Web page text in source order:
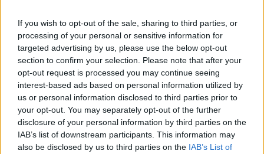
If you wish to opt-out of the sale, sharing to third parties, or
processing of your personal or sensitive information for
targeted advertising by us, please use the below opt-out
section to confirm your selection. Please note that after your
opt-out request is processed you may continue seeing
interest-based ads based on personal information utilized by
us or personal information disclosed to third parties prior to
your opt-out. You may separately opt-out of the further
disclosure of your personal information by third parties on the
IAB’s list of downstream participants. This information may
also be disclosed by us to third parties on the IAB’s List of